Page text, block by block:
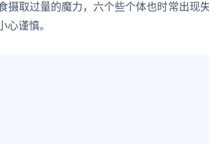
摄取过量的魔力，六个些个体也时常出
谨慎。